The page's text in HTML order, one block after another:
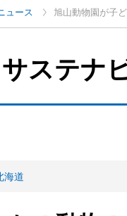
ュース 旭山動物園が子
サステナ
海道